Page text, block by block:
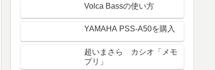
Volca Bassの使い方
YAMAHA PSS-A50を購入
超いまさら カシオ「メモ
プリ」